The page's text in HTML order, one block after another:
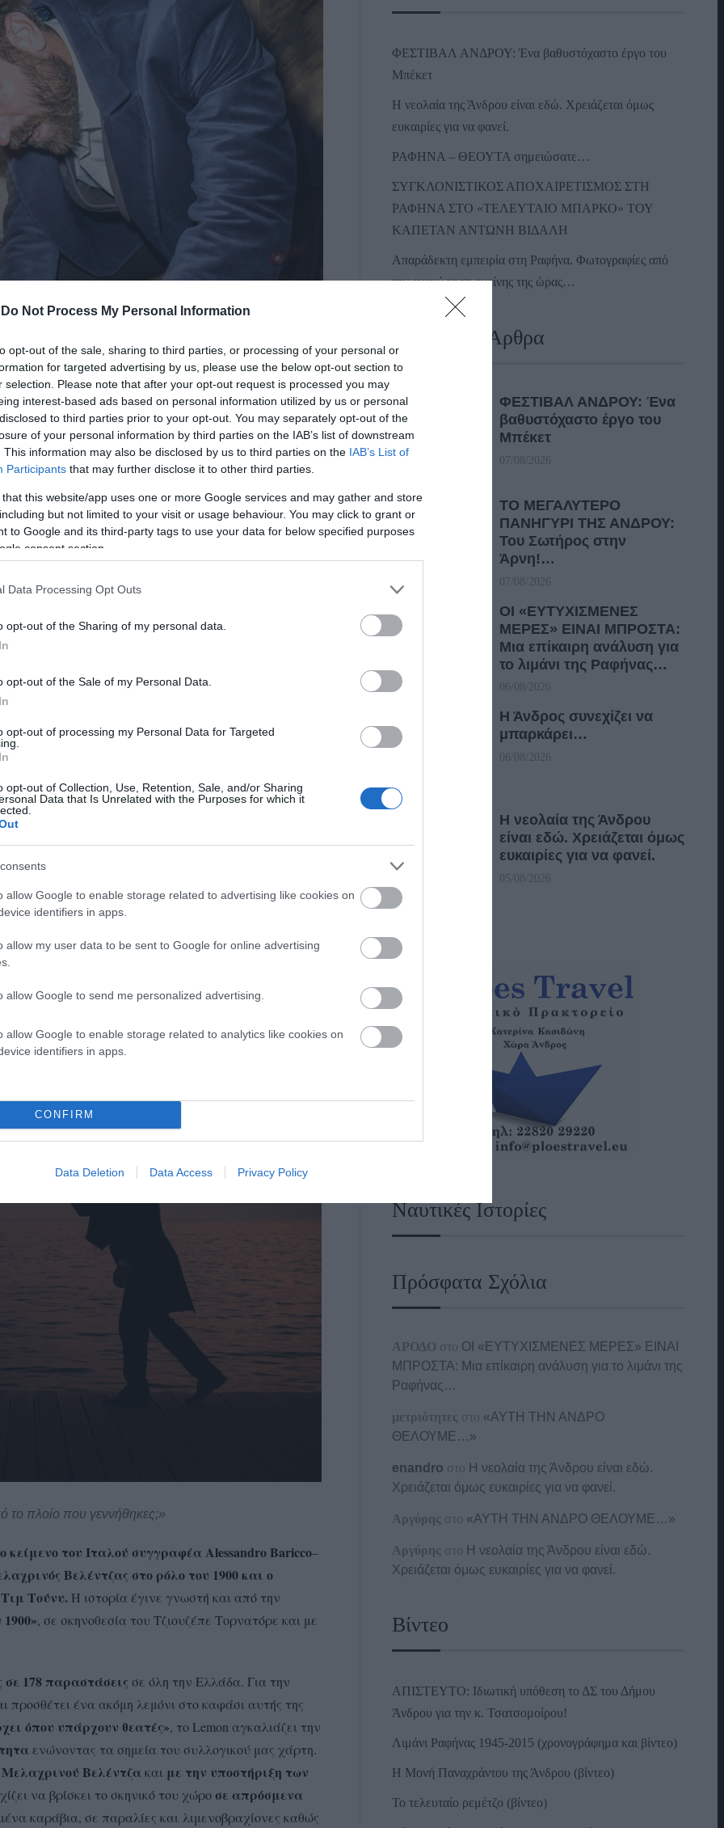
Do Not Process My Personal Information
opt-out of the sale, sharing to third parties, or processing of your personal or
for targeted advertising by us, please use the below opt-out section to
selection. Please note that after your opt-out request is processed you may
interest-based ads based on personal information utilized by us or personal
to third parties prior to your opt-out. You may separately opt-out of the
of your personal information by third parties on the IAB’s list of downstream
This information may also be disclosed by us to third parties on the IAB’s List of
Participants that may further disclose it to other third parties.
that this website/app uses one or more Google services and may gather and store
but not limited to your visit or usage behaviour. You may click to grant or
to Google and its third-party tags to use your data for below specified purposes
consent section.
Data Processing Opt Outs
opt-out of the Sharing of my personal data.
opt-out of the Sale of my Personal Data.
opt-out of processing my Personal Data for Targeted
opt-out of Collection, Use, Retention, Sale, and/or Sharing
Data that Is Unrelated with the Purposes for which it
allow Google to enable storage related to advertising like cookies on
identifiers in apps.
allow my user data to be sent to Google for online advertising
allow Google to send me personalized advertising.
allow Google to enable storage related to analytics like cookies on
identifiers in apps.
CONFIRM
Data Deletion Data Access Privacy Policy
σ’ ένα καράβι και δεν κατέβηκε ποτέ από αυτό…”
υπέρτιτλους
Αιγίδα του Δήμου Άνδρου
γεννήθηκε πάνω σ’ ένα καράβι και δεν κατέβηκε
7η συνεχόμενη χρονιάκαι έρχεται για πρώτη φορά
θα κατέβαινα στη στεριά.
θεατές
όσο και για τους
πρωτότυπους προορισμούς
το πλοίο που γεννήθηκες;»
κείμενο του Ιταλού συγγραφέα Alessandro Baricco–
Βελέντζας στο ρόλο του 1900 και ο
Τιμ Τούνυ. Η ιστορία έγινε γνωστή και από την
, σε σκηνοθεσία του Τζιουζέπε Τορνατόρε και με
σε 178 παραστάσεις σε όλη την Ελλάδα. Για την
προσθέτει ένα ακόμη λεμόνι στο καφάσι αυτής της
όπου υπάρχουν θεατές», το Lemon αγκαλιάζει την
ενώνοντας τα σημεία του συλλογικού μας χάρτη.
Βελέντζα και με την υποστήριξη των
να βρίσκει το σκηνικό του χώρο σε απρόσμενα
καράβια, σε παραλίες και λιμενοβραχίονες καθώς
ΦΕΣΤΙΒΑΛ ΑΝΔΡΟΥ: Ένα βαθυστόχαστο έργο του
Μπέκετ
Η νεολαία της Άνδρου είναι εδώ. Χρειάζεται όμως
ευκαιρίες για να φανεί.
ΡΑΦΗΝΑ – ΘΕΟΥΤΑ σημειώσατε…
ΣΥΓΚΛΟΝΙΣΤΙΚΟΣ ΑΠΟΧΑΙΡΕΤΙΣΜΟΣ ΣΤΗ
ΡΑΦΗΝΑ ΣΤΟ «ΤΕΛΕΥΤΑΙΟ ΜΠΑΡΚΟ» ΤΟΥ
ΚΑΠΕΤΑΝ ΑΝΤΩΝΗ ΒΙΔΑΛΗ
Απαράδεκτη εμπειρία στη Ραφήνα. Φωτογραφίες από
την αναχώρηση εκείνης της ώρας…
Πρόσφατα Άρθρα
ΦΕΣΤΙΒΑΛ ΑΝΔΡΟΥ: Ένα
βαθυστόχαστο έργο του
Μπέκετ
07/08/2026
ΤΟ ΜΕΓΑΛΥΤΕΡΟ
ΠΑΝΗΓΥΡΙ ΤΗΣ ΑΝΔΡΟΥ:
Του Σωτήρος στην
Άρνη!…
07/08/2026
ΟΙ «ΕΥΤΥΧΙΣΜΕΝΕΣ
ΜΕΡΕΣ» ΕΙΝΑΙ ΜΠΡΟΣΤΑ:
Μια επίκαιρη ανάλυση για
το λιμάνι της Ραφήνας…
06/08/2026
Η Άνδρος συνεχίζει να
μπαρκάρει…
06/08/2026
Η νεολαία της Άνδρου
είναι εδώ. Χρειάζεται όμως
ευκαιρίες για να φανεί.
05/08/2026
Ναυτικές Ιστορίες
Πρόσφατα Σχόλια
ΑΡΟΔΟ στο ΟΙ «ΕΥΤΥΧΙΣΜΕΝΕΣ ΜΕΡΕΣ» ΕΙΝΑΙ
ΜΠΡΟΣΤΑ: Μια επίκαιρη ανάλυση για το λιμάνι της
Ραφήνας…
μετριότητες στο «ΑΥΤΗ ΤΗΝ ΑΝΔΡΟ
ΘΕΛΟΥΜΕ…»
enandro στο Η νεολαία της Άνδρου είναι εδώ.
Χρειάζεται όμως ευκαιρίες για να φανεί.
Αργύρης στο «ΑΥΤΗ ΤΗΝ ΑΝΔΡΟ ΘΕΛΟΥΜΕ…»
Αργύρης στο Η νεολαία της Άνδρου είναι εδώ.
Χρειάζεται όμως ευκαιρίες για να φανεί.
Βίντεο
ΑΠΙΣΤΕΥΤΟ: Ιδιωτική υπόθεση το ΔΣ του Δήμου
Άνδρου για την κ. Τσατσομοίρου!
Λιμάνι Ραφήνας 1945-2015 (χρονογράφημα και βίντεο)
Η Μονή Παναχράντου της Άνδρου (βίντεο)
Το τελευταίο ρεμέτζο (βίντεο)